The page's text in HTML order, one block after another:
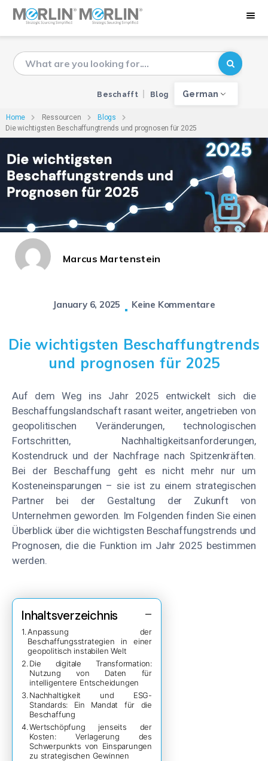
Beschafft Blog German
Home Ressourcen
Blogs
Die wichtigsten Beschaffungtrends und prognosen für 2025
Marcus Martenstein
January 6, 2025 Keine Kommentare
Die wichtigsten Beschaffungtrends
und prognosen für 2025
Auf dem Weg ins Jahr 2025 entwickelt sich die
Beschaffungslandschaft rasant weiter, angetrieben von
geopolitischen Veränderungen, technologischen
Fortschritten, Nachhaltigkeitsanforderungen,
Kostendruck und der Nachfrage nach Spitzenkräften.
Bei der Beschaffung geht es nicht mehr nur um
Kosteneinsparungen – sie ist zu einem strategischen
Partner bei der Gestaltung der Zukunft von
Unternehmen geworden. Im Folgenden finden Sie einen
Überblick über die wichtigsten Beschaffungstrends und
Prognosen, die die Funktion im Jahr 2025 bestimmen
werden.
Inhaltsverzeichnis
Anpassung der
Beschaffungsstrategien in einer
geopolitisch instabilen Welt
Die digitale Transformation:
Nutzung von Daten für
intelligentere Entscheidungen
Nachhaltigkeit und ESG-
Standards: Ein Mandat für die
Beschaffung
Wertschöpfung jenseits der
Kosten: Verlagerung des
Schwerpunkts von Einsparungen
zu strategischen Gewinnen